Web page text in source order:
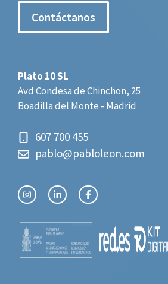
Contáctanos
Plato 10 SL
Avd Condesa de Chinchon, 25
Boadilla del Monte - Madrid
607 700 455
pablo@pabloleon.com